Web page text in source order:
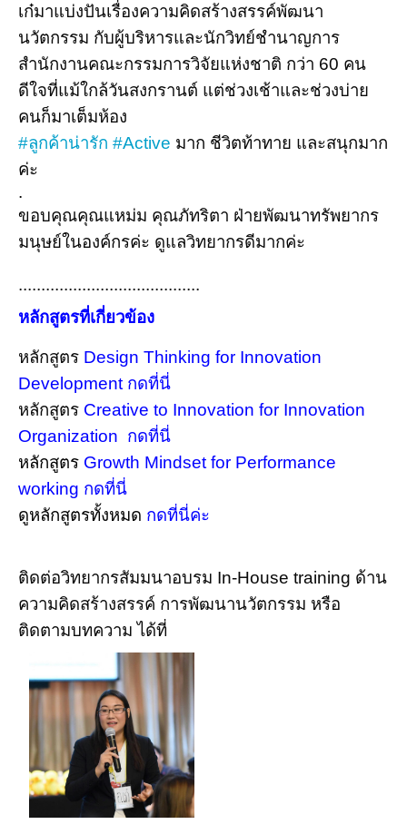
เก๋มาแบ่งปันเรื่องความคิดสร้างสรรค์พัฒนา
นวัตกรรม กับผู้บริหารและนักวิทย์ชำนาญการ
สำนักงานคณะกรรมการวิจัยแห่งชาติ กว่า 60 คน
ดีใจที่แม้ใกล้วันสงกรานต์ แต่ช่วงเช้าและช่วงบ่าย
คนก็มาเต็มห้อง
#ลูกค้าน่ารัก #Active มาก ชีวิตท้าทาย และสนุกมาก
ค่ะ
.
ขอบคุณคุณแหม่ม คุณภัทริตา ฝ่ายพัฒนาทรัพยากร
มนุษย์ในองค์กรค่ะ ดูแลวิทยากรดีมากค่ะ
........................................
หลักสูตรที่เกี่ยวข้อง
หลักสูตร Design Thinking for Innovation
Development กดที่นี่
หลักสูตร Creative to Innovation for Innovation
Organization กดที่นี่
หลักสูตร Growth Mindset for Performance
working กดที่นี่
ดูหลักสูตรทั้งหมด กดที่นี่ค่ะ
ติดต่อวิทยากรสัมมนาอบรม In-House training ด้าน
ความคิดสร้างสรรค์ การพัฒนานวัตกรรม หรือ
ติดตามบทความ ได้ที่